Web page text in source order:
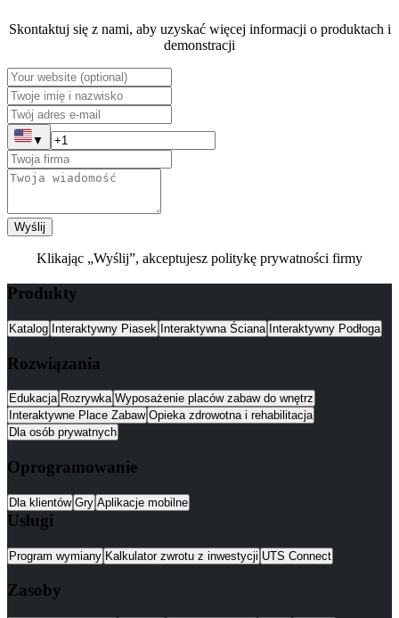
Skontaktuj się z nami, aby uzyskać więcej informacji o produktach i
demonstracji
▼
Wyślij
Klikając „Wyślij”, akceptujesz politykę prywatności firmy
Produkty
Katalog Interaktywny Piasek Interaktywna Ściana Interaktywny Podłoga
Rozwiązania
Edukacja Rozrywka Wyposażenie placów zabaw do wnętrz
Interaktywne Place Zabaw Opieka zdrowotna i rehabilitacja
Dla osób prywatnych
Oprogramowanie
Dla klientów Gry Aplikacje mobilne
Usługi
Program wymiany Kalkulator zwrotu z inwestycji UTS Connect
Zasoby